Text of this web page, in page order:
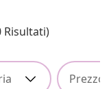
Risultati)
Prezzo